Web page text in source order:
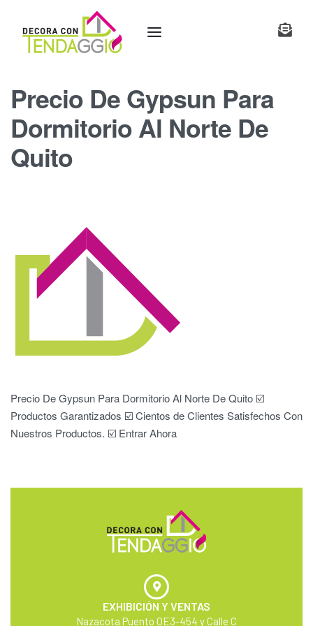
Precio De Gypsun Para
Dormitorio Al Norte De
Quito
Precio De Gypsun Para Dormitorio Al Norte De Quito ☑️
Productos Garantizados ☑️ Cientos de Clientes Satisfechos Con
Nuestros Productos. ☑️ Entrar Ahora
EXHIBICIÓN Y VENTAS
Nazacota Puento OE3-454 y Calle C